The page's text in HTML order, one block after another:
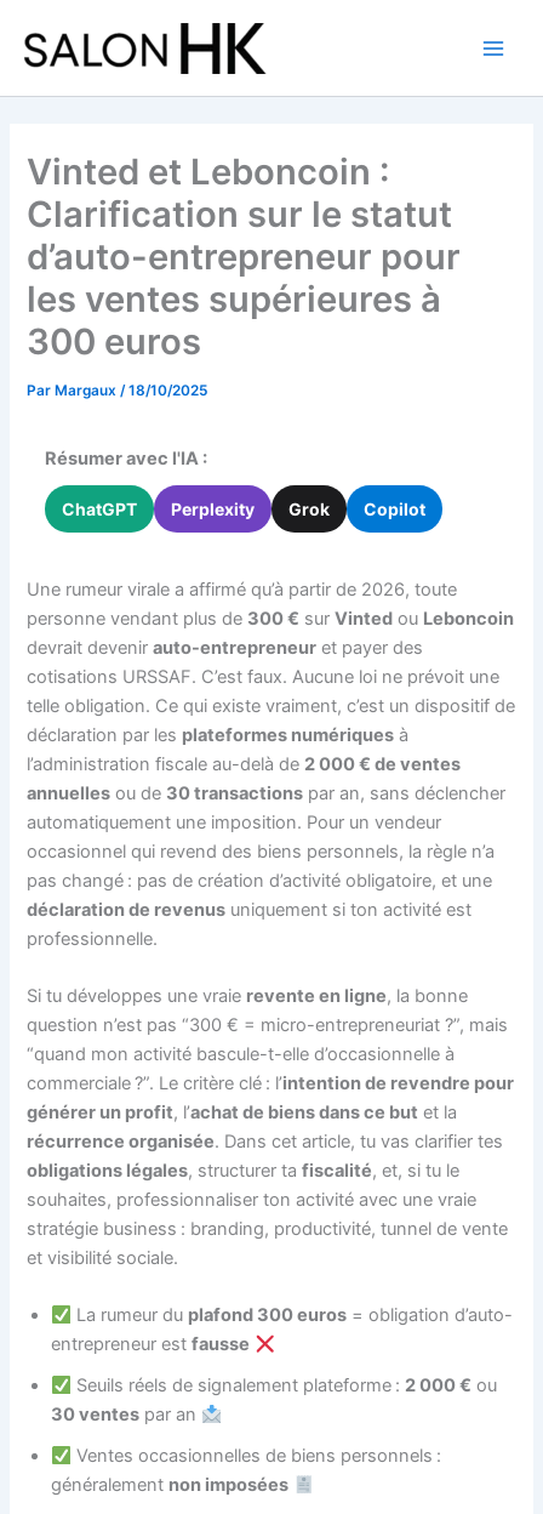
contenu
Vinted et Leboncoin :
Clarification sur le statut
d’auto-entrepreneur pour
les ventes supérieures à
300 euros
ParMargaux /18/10/2025
Résumer avec l'IA :
ChatGPT Perplexity Grok Copilot
Une rumeur virale a affirmé qu’à partir de 2026, toute
personne vendant plus de 300 € surVinted ou Leboncoin
devrait devenirauto-entrepreneur et payer des
cotisations URSSAF. C’est faux. Aucune loi ne prévoit une
telle obligation. Ce qui existe vraiment, c’est un dispositif de
déclaration par les plateformes numériques à
l’administration fiscale au-delà de 2 000 € de ventes
annuelles ou de 30 transactions par an, sans déclencher
automatiquement une imposition. Pour un vendeur
occasionnel qui revend des biens personnels, la règle n’a
pas changé : pas de création d’activité obligatoire, et une
déclaration de revenus uniquement si ton activité est
professionnelle.
Si tu développes une vraie revente en ligne, la bonne
question n’est pas “300 € = micro-entrepreneuriat ?”, mais
“quand mon activité bascule-t-elle d’occasionnelle à
commerciale ?”. Le critère clé : l’intention de revendre pour
générer un profit, l’achat de biens dans ce but et la
récurrence organisée. Dans cet article, tu vas clarifier tes
obligations légales, structurer tafiscalité, et, si tu le
souhaites, professionnaliser ton activité avec une vraie
stratégie business : branding, productivité, tunnel de vente
et visibilité sociale.
La rumeur du plafond 300 euros = obligation d’auto-
entrepreneur estfausse
Seuils réels de signalement plateforme : 2 000 € ou
30 ventes par an
Ventes occasionnelles de biens personnels :
généralement non imposées